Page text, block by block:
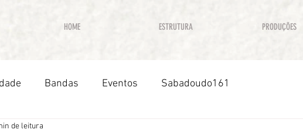
HOME ESTRUTURA PRODUÇÕES
Bandas Eventos Sabadoudo161
de leitura